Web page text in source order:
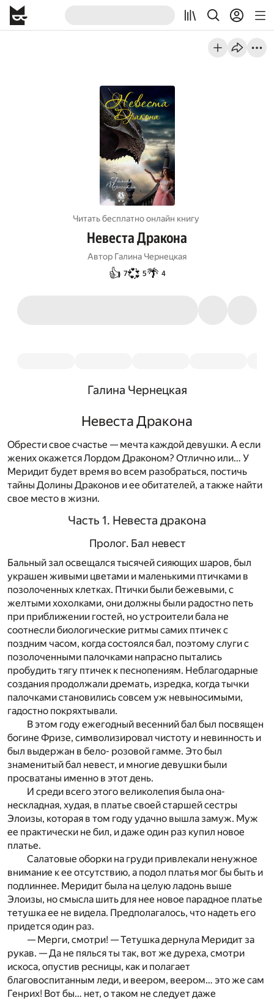
Читать бесплатно онлайн книгу
Невеста Дракона
Автор Галина Чернецкая
👍 7💞 5🌴 4
Галина Чернецкая
Невеста Дракона
Обрести свое счастье — мечта каждой девушки. А если
жених окажется Лордом Драконом? Отлично или… У
Меридит будет время во всем разобраться, постичь
тайны Долины Драконов и ее обитателей, а также найти
свое место в жизни.
Часть 1. Невеста дракона
Пролог. Бал невест
Бальный зал освещался тысячей сияющих шаров, был
украшен живыми цветами и маленькими птичками в
позолоченных клетках. Птички были бежевыми, с
желтыми хохолками, они должны были радостно петь
при приближении гостей, но устроители бала не
соотнесли биологические ритмы самих птичек с
поздним часом, когда состоялся бал, поэтому слуги с
позолоченными палочками напрасно пытались
пробудить тягу птичек к песнопениям. Неблагодарные
создания продолжали дремать, изредка, когда тычки
палочками становились совсем уж невыносимыми,
гадостно покряхтывали.
В этом году ежегодный весенний бал был посвящен
богине Фризе, символизировал чистоту и невинность и
был выдержан в бело- розовой гамме. Это был
знаменитый бал невест, и многие девушки были
просватаны именно в этот день.
И среди всего этого великолепия была она-
нескладная, худая, в платье своей старшей сестры
Элоизы, которая в том году удачно вышла замуж. Муж
ее практически не бил, и даже один раз купил новое
платье.
Салатовые оборки на груди привлекали ненужное
внимание к ее отсутствию, а подол платья мог бы быть и
подлиннее. Меридит была на целую ладонь выше
Элоизы, но смысла шить для нее новое парадное платье
тетушка ее не видела. Предполагалось, что надеть его
придется один раз.
— Мерги, смотри! — Тетушка дернула Меридит за
рукав. — Да не пялься ты так, вот же дуреха, смотри
искоса, опустив ресницы, как и полагает
благовоспитанным леди, и веером, веером… это же сам
Генрих! Вот бы… нет, о таком не следует даже